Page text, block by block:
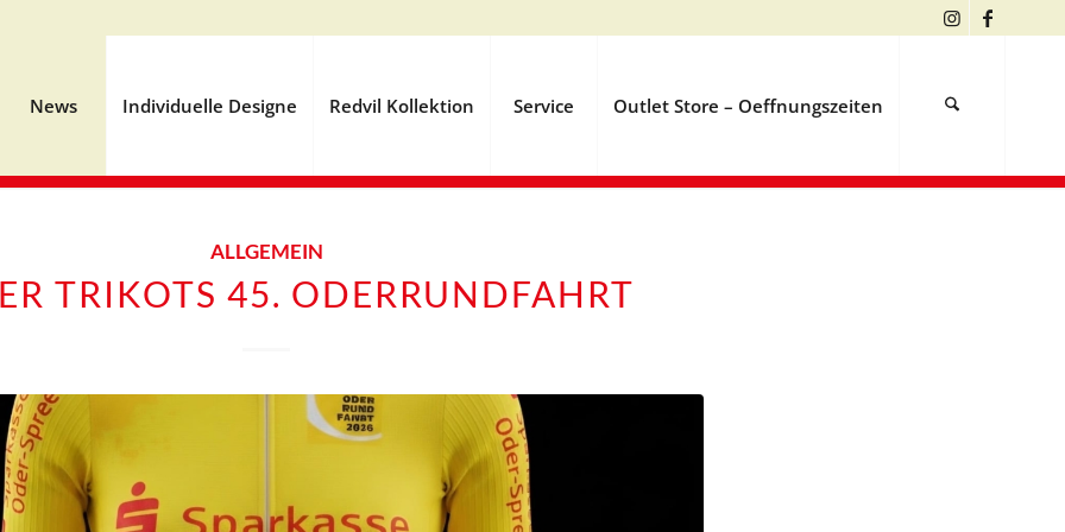
News Individuelle Designe Redvil Kollektion Service Outlet Store – Oeffnungszeiten
ALLGEMEIN
TRIKOTS 45. ODERRUNDFAHRT